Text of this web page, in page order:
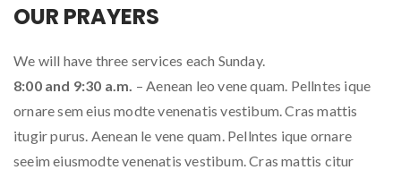
OUR PRAYERS
We will have three services each Sunday.
8:00 and 9:30 a.m. – Aenean leo vene quam. Pellntes ique
ornare sem eius modte venenatis vestibum. Cras mattis
itugir purus. Aenean le vene quam. Pellntes ique ornare
seeim eiusmodte venenatis vestibum. Cras mattis citur